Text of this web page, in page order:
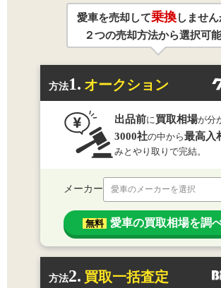
愛車を売却して乗換しません
２つの売却方法から選択可能
方法1. オークション
出品前に 買取相場が分
3000社の中から最高入
みとやり取りで完結。
メーカー 愛車のメーカーを選択
無料 愛車の買取相場を調
方法2. 買取一括査定